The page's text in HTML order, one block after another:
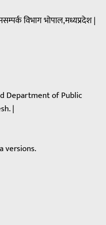
विभाग भोपाल,मध्यप्रदेश |
Department of Public
|
versions.